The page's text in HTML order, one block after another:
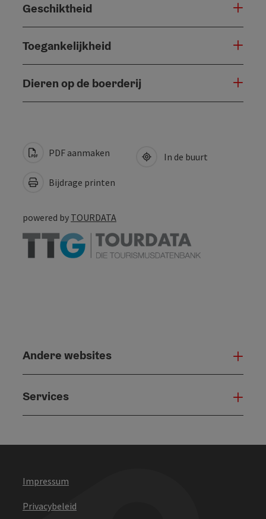
Geschiktheid
Toegankelijkheid
Dieren op de boerderij
PDF aanmaken
Bijdrage printen
In de buurt
powered by TOURDATA
Andere websites
Services
Impressum
Privacybeleid